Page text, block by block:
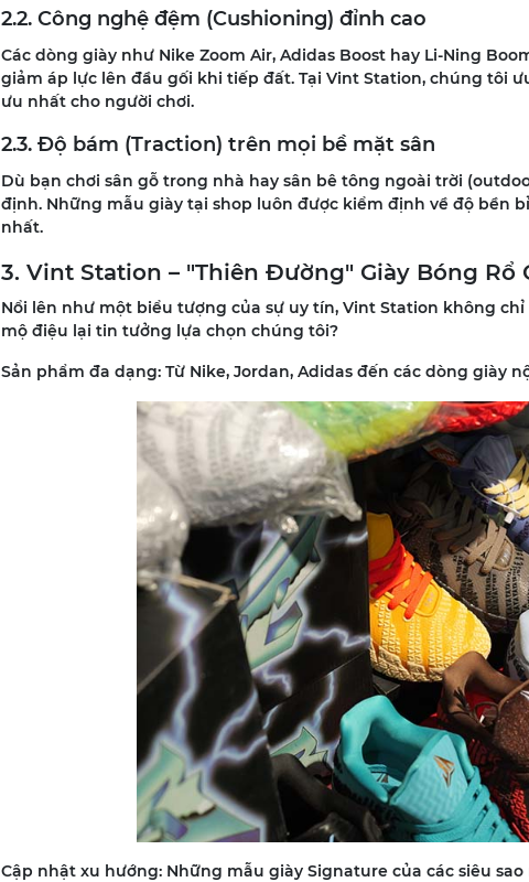
2.2. Công nghệ đệm (Cushioning) đỉnh cao
Các dòng giày như Nike Zoom Air, Adidas Boost hay Li-Ning
giảm áp lực lên đầu gối khi tiếp đất. Tại Vint Station, chúng tôi
ưu nhất cho người chơi.
2.3. Độ bám (Traction) trên mọi bề mặt sân
Dù bạn chơi sân gỗ trong nhà hay sân bê tông ngoài trời
định. Những mẫu giày tại shop luôn được kiểm định về độ bền
nhất.
3. Vint Station – "Thiên Đường" Giày Bóng Rổ
Nổi lên như một biểu tượng của sự uy tín, Vint Station không
mộ điệu lại tin tưởng lựa chọn chúng tôi?
Sản phẩm đa dạng: Từ Nike, Jordan, Adidas đến các dòng giày
Cập nhật xu hướng: Những mẫu giày Signature của các siêu